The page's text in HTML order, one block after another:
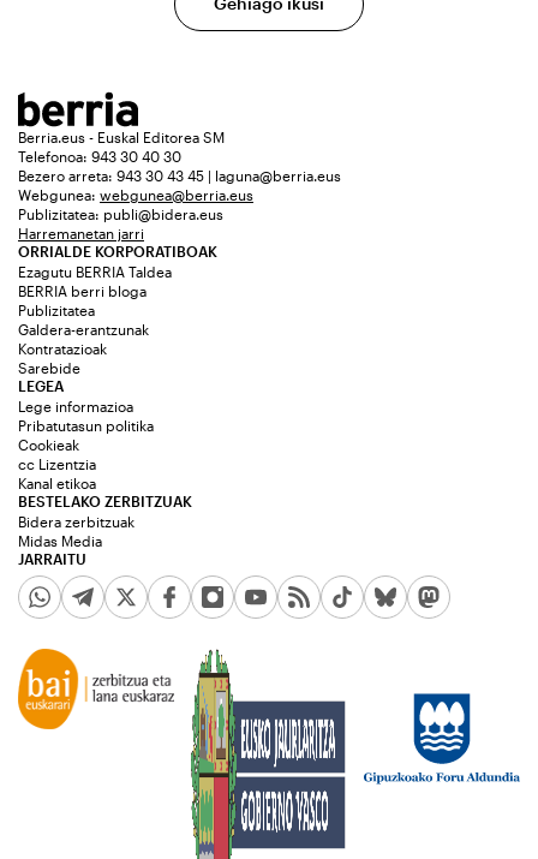
Berria.eus - Euskal Editorea SM
Telefonoa: 943 30 40 30
Bezero arreta: 943 30 43 45 | laguna@berria.eus
Webgunea: webgunea@berria.eus
Publizitatea: publi@bidera.eus
Harremanetan jarri
ORRIALDE KORPORATIBOAK
Ezagutu BERRIA Taldea
BERRIA berri bloga
Publizitatea
Galdera-erantzunak
Kontratazioak
Sarebide
JARRAITU
LEGEA
Lege informazioa
Pribatutasun politika
Cookieak
cc Lizentzia
Kanal etikoa
BESTELAKO ZERBITZUAK
Bidera zerbitzuak
Midas Media